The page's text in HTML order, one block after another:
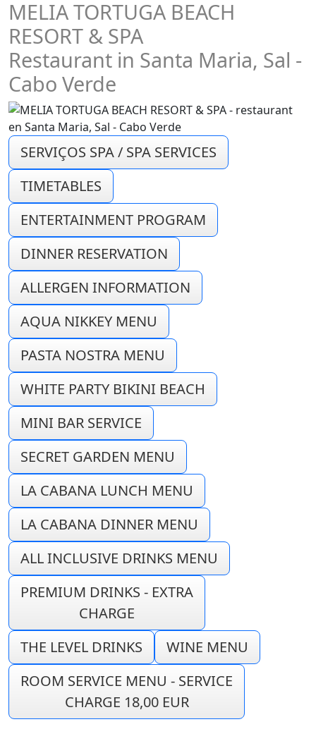
MELIA TORTUGA BEACH
RESORT & SPA
Restaurant in Santa Maria, Sal -
Cabo Verde
SERVIÇOS SPA / SPA SERVICES
TIMETABLES
ENTERTAINMENT PROGRAM
DINNER RESERVATION
ALLERGEN INFORMATION
AQUA NIKKEY MENU
PASTA NOSTRA MENU
WHITE PARTY BIKINI BEACH
MINI BAR SERVICE
SECRET GARDEN MENU
LA CABANA LUNCH MENU
LA CABANA DINNER MENU
ALL INCLUSIVE DRINKS MENU
PREMIUM DRINKS - EXTRA
CHARGE
THE LEVEL DRINKS
WINE MENU
ROOM SERVICE MENU - SERVICE
CHARGE 18,00 EUR